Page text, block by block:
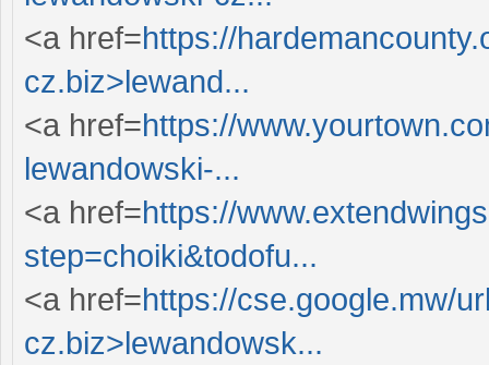
<a href=https://
cz.biz>lewand...
<a href=https://
lewandowski-...
<a href=https://
step=choiki&todofu...
<a href=https://cse.google.mw/
cz.biz>lewandowsk...